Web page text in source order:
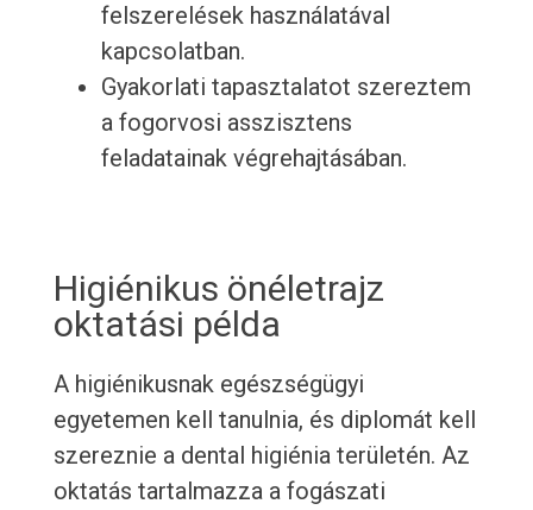
felszerelések használatával
kapcsolatban.
Gyakorlati tapasztalatot szereztem
a fogorvosi asszisztens
feladatainak végrehajtásában.
Higiénikus önéletrajz
oktatási példa
A higiénikusnak egészségügyi
egyetemen kell tanulnia, és diplomát kell
szereznie a dental higiénia területén. Az
oktatás tartalmazza a fogászati ​​